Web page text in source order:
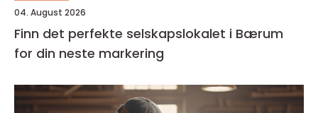
04. August 2026
Finn det perfekte selskapslokalet i Bærum
for din neste markering